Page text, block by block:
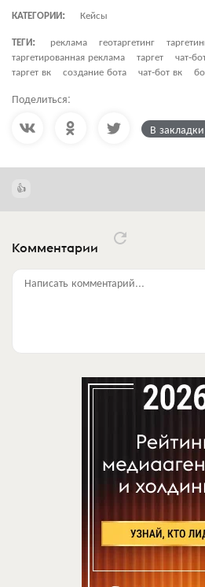
КАТЕГОРИИ:
Кейсы
ТЕГИ:
реклама геотаргетинг
таргетированная реклама
таргет чат-
таргет вк
создание бота чат-бот вк
Поделиться:
В закладки
Комментарии
Написать комментарий...